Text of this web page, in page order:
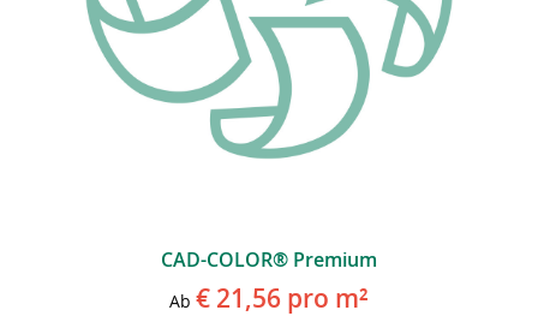
CAD-COLOR® Premium
Ab € 21,56 pro m²